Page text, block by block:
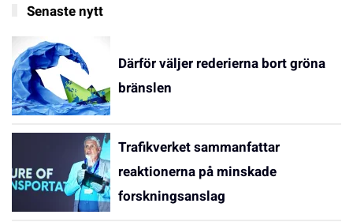
Senaste nytt
Därför väljer rederierna bort gröna
bränslen
Trafikverket sammanfattar
reaktionerna på minskade
forskningsanslag